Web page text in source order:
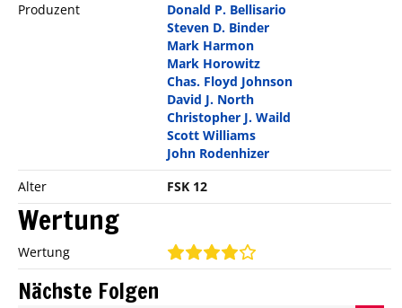
Produzent
Donald P. Bellisario
Steven D. Binder
Mark Harmon
Mark Horowitz
Chas. Floyd Johnson
David J. North
Christopher J. Waild
Scott Williams
John Rodenhizer
Alter
FSK 12
Wertung
Wertung
Nächste Folgen